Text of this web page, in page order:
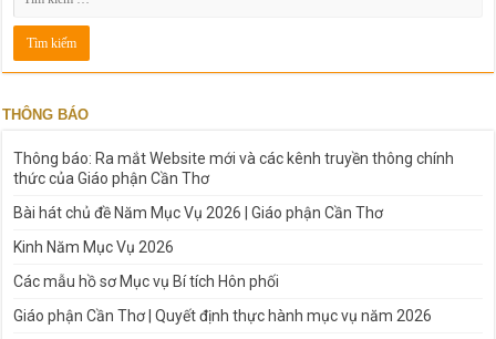
THÔNG BÁO
Thông báo: Ra mắt Website mới và các kênh truyền thông chính
thức của Giáo phận Cần Thơ
Bài hát chủ đề Năm Mục Vụ 2026 | Giáo phận Cần Thơ
Kinh Năm Mục Vụ 2026
Các mẫu hồ sơ Mục vụ Bí tích Hôn phối
Giáo phận Cần Thơ | Quyết định thực hành mục vụ năm 2026